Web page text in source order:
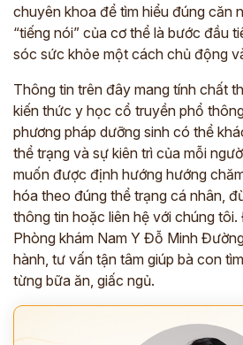
chuyên khoa để tìm hiểu đúng căn
“tiếng nói” của cơ thể là bước đầu
sóc sức khỏe một cách chủ động
Thông tin trên đây mang tính chất
kiến thức y học cổ truyền phổ
phương pháp dưỡng sinh có thể
thể trạng và sự kiên trì của mỗi
muốn được định hướng hướng
hóa theo đúng thể trạng cá nhân,
thông tin hoặc liên hệ với chúng
Phòng khám Nam Y Đỗ Minh
hành, tư vấn tận tâm giúp bà con
từng bữa ăn, giấc ngủ.
ĐĂNG KÝ TƯ VẤN
CÙNG CHUYÊN GIA Y HỌC CỔ TRUYỀN
ĐĂNG KÝ TƯ VẤN
ĐĂNG KÝ ĐẾN KHÁM
Thông tin của bạn được bảo mật và chỉ sử